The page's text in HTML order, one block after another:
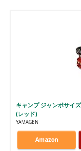
キャンプ ジャンボサイ
(レッド)
YAMAGEN
Amazon